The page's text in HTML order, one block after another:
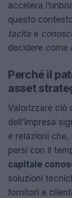
accelera
questo
tacita e
decidere come
Perché il
asset
Valorizzare ciò
dell’impresa
e relazioni
persi con il
capitale
soluzioni
fornitori e